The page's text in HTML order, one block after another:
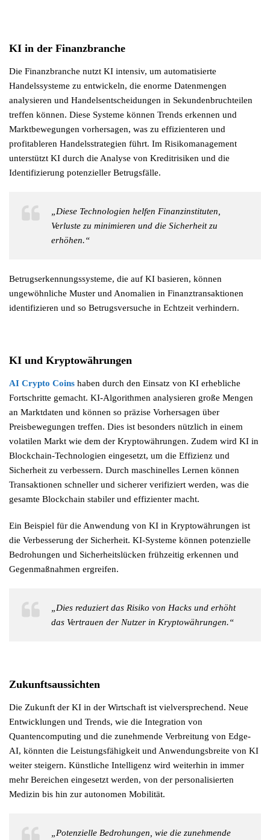
KI in der Finanzbranche
Die Finanzbranche nutzt KI intensiv, um automatisierte
Handelssysteme zu entwickeln, die enorme Datenmengen
analysieren und Handelsentscheidungen in Sekundenbruchteilen
treffen können. Diese Systeme können Trends erkennen und
Marktbewegungen vorhersagen, was zu effizienteren und
profitableren Handelsstrategien führt. Im Risikomanagement
unterstützt KI durch die Analyse von Kreditrisiken und die
Identifizierung potenzieller Betrugsfälle.
„Diese Technologien helfen Finanzinstituten,
Verluste zu minimieren und die Sicherheit zu
erhöhen.“
Betrugserkennungssysteme, die auf KI basieren, können
ungewöhnliche Muster und Anomalien in Finanztransaktionen
identifizieren und so Betrugsversuche in Echtzeit verhindern.
KI und Kryptowährungen
AI Crypto Coins haben durch den Einsatz von KI erhebliche
Fortschritte gemacht. KI-Algorithmen analysieren große Mengen
an Marktdaten und können so präzise Vorhersagen über
Preisbewegungen treffen. Dies ist besonders nützlich in einem
volatilen Markt wie dem der Kryptowährungen. Zudem wird KI in
Blockchain-Technologien eingesetzt, um die Effizienz und
Sicherheit zu verbessern. Durch maschinelles Lernen können
Transaktionen schneller und sicherer verifiziert werden, was die
gesamte Blockchain stabiler und effizienter macht.
Ein Beispiel für die Anwendung von KI in Kryptowährungen ist
die Verbesserung der Sicherheit. KI-Systeme können potenzielle
Bedrohungen und Sicherheitslücken frühzeitig erkennen und
Gegenmaßnahmen ergreifen.
„Dies reduziert das Risiko von Hacks und erhöht
das Vertrauen der Nutzer in Kryptowährungen.“
Zukunftsaussichten
Die Zukunft der KI in der Wirtschaft ist vielversprechend. Neue
Entwicklungen und Trends, wie die Integration von
Quantencomputing und die zunehmende Verbreitung von Edge-
AI, könnten die Leistungsfähigkeit und Anwendungsbreite von KI
weiter steigern. Künstliche Intelligenz wird weiterhin in immer
mehr Bereichen eingesetzt werden, von der personalisierten
Medizin bis hin zur autonomen Mobilität.
„Potenzielle Bedrohungen, wie die zunehmende